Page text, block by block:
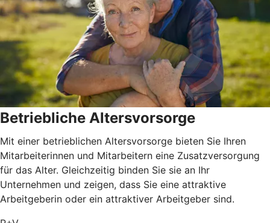
Betriebliche Altersvorsorge
Mit einer betrieblichen Altersvorsorge bieten Sie Ihren
Mitarbeiterinnen und Mitarbeitern eine Zusatzversorgung
für das Alter. Gleichzeitig binden Sie sie an Ihr
Unternehmen und zeigen, dass Sie eine attraktive
Arbeitgeberin oder ein attraktiver Arbeitgeber sind.